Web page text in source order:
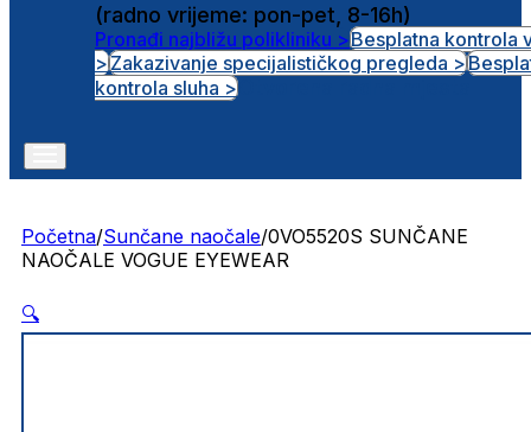
(radno vrijeme: pon-pet, 8-16h)
Pronađi najbližu polikliniku >Besplatna kontrola
>Zakazivanje specijalističkog pregleda >
kontrola sluha >
Početna/Sunčane naočale/0VO5520S SUNČANE
NAOČALE VOGUE EYEWEAR
🔍